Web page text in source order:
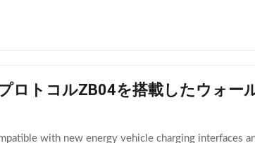
ロトコルZB04を搭載したウォー
with new energy vehicle charging interfaces